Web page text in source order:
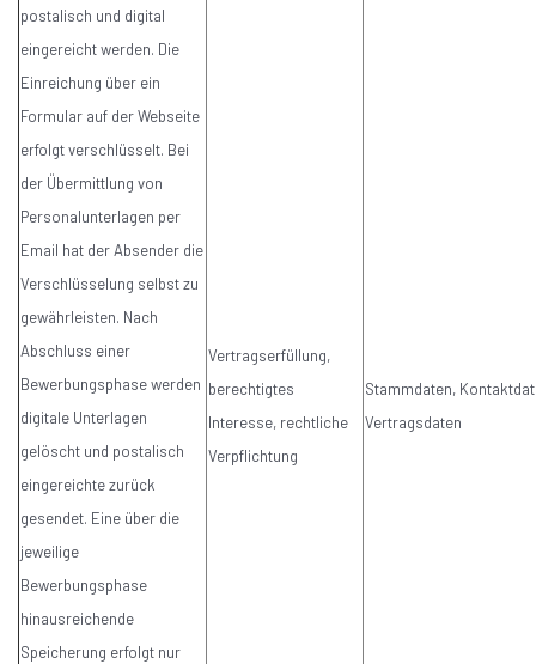
postalisch und digital
eingereicht werden. Die
Einreichung über ein
Formular auf der Webseite
erfolgt verschlüsselt. Bei
der Übermittlung von
Personalunterlagen per
Email hat der Absender die
Verschlüsselung selbst zu
gewährleisten. Nach
Abschluss einer
Bewerbungsphase werden
digitale Unterlagen
gelöscht und postalisch
eingereichte zurück
gesendet. Eine über die
jeweilige
Bewerbungsphase
hinausreichende
Speicherung erfolgt nur
Vertragserfüllung,
berechtigtes
Interesse, rechtliche
Verpflichtung
Stammdaten,
Vertragsdaten